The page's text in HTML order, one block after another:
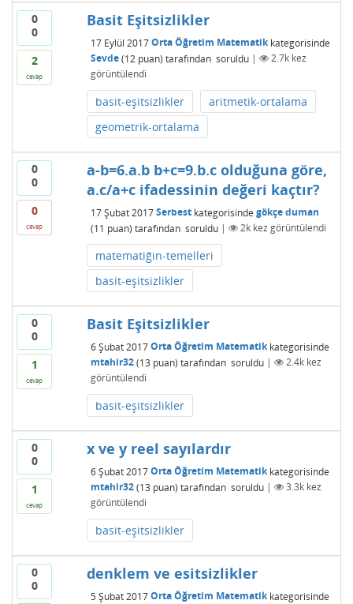
0
0
2
cevap
Basit Eşitsizlikler
17 Eylül 2017 Orta Öğretim Matematikkategorisinde
Sevde (12 puan) tarafından soruldu | 2.7kkez
görüntülendi
basit-eşitsizlikler
aritmetik-ortalama
geometrik-ortalama
0
0
0
cevap
a-b=6.a.b b+c=9.b.c olduğuna göre,
a.c/a+c ifadessinin değeri kaçtır?
17 Şubat 2017 Serbestkategorisinde gökçe duman
(11 puan) tarafından soruldu | 2kkez görüntülendi
matematiğin-temelleri
basit-eşitsizlikler
0
0
1
cevap
Basit Eşitsizlikler
6 Şubat 2017 Orta Öğretim Matematikkategorisinde
mtahir32 (13 puan) tarafından soruldu | 2.4kkez
görüntülendi
basit-eşitsizlikler
0
0
1
cevap
x ve y reel sayılardır
6 Şubat 2017 Orta Öğretim Matematikkategorisinde
mtahir32 (13 puan) tarafından soruldu | 3.3kkez
görüntülendi
basit-eşitsizlikler
0
0
denklem ve esitsizlikler
5 Şubat 2017 Orta Öğretim Matematikkategorisinde